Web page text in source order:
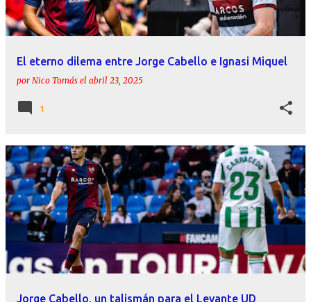
El eterno dilema entre Jorge Cabello e Ignasi Miquel
por Nico Tomás el abril 23, 2025
1
Jorge Cabello, un talismán para el Levante UD